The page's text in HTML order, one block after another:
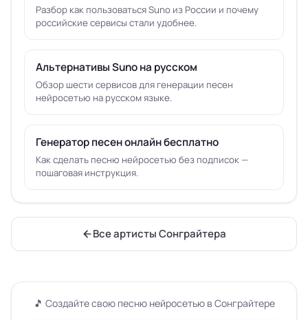
Разбор как пользоваться Suno из России и почему
российские сервисы стали удобнее.
Альтернативы Suno на русском
Обзор шести сервисов для генерации песен
нейросетью на русском языке.
Генератор песен онлайн бесплатно
Как сделать песню нейросетью без подписок —
пошаговая инструкция.
Все артисты Сонграйтера
🎵 Создайте свою песню нейросетью в Сонграйтере